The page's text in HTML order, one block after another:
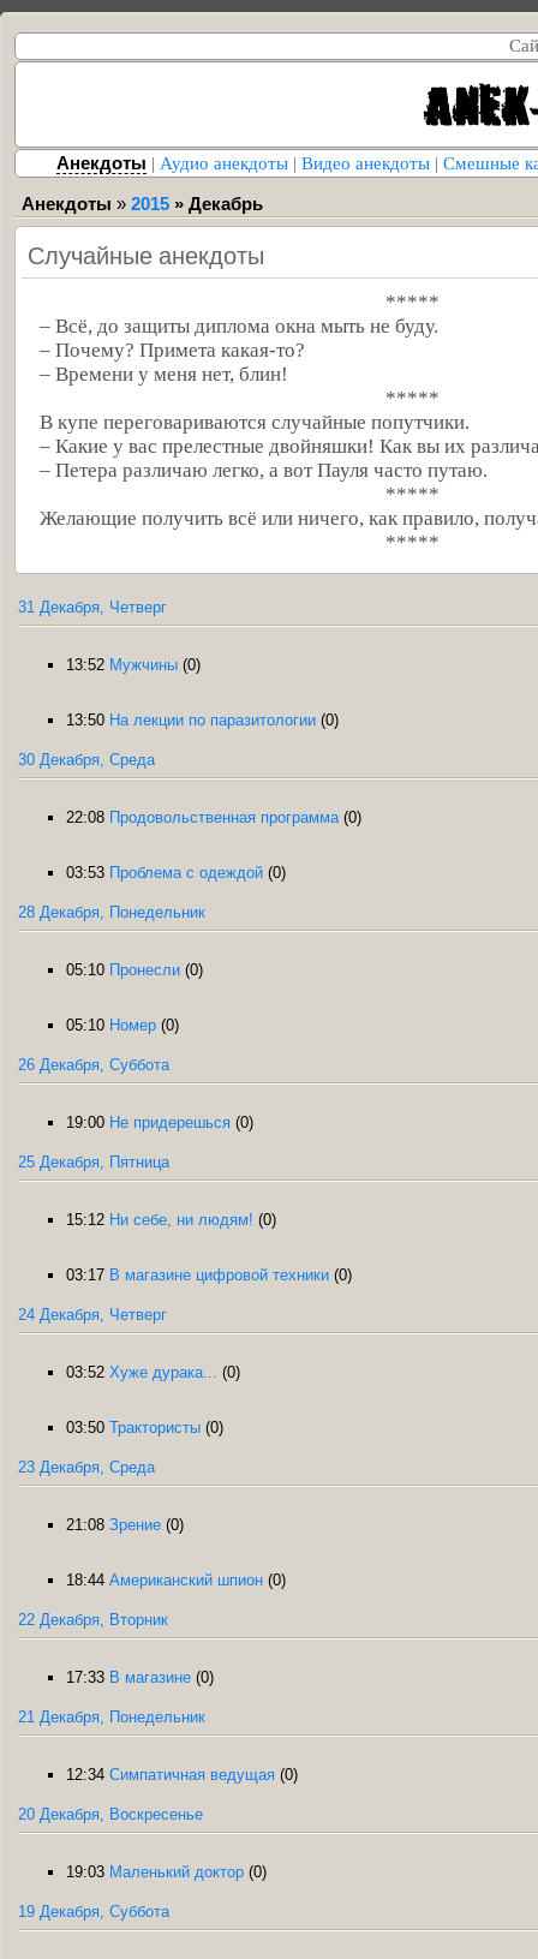
Анекдоты | Аудио анекдоты | Видео анекдоты | Смешные
Анекдоты » 2015 » Декабрь
Случайные анекдоты
*****
– Всё, до защиты диплома окна мыть не буду.
– Почему? Примета какая-то?
– Времени у меня нет, блин!
*****
В купе переговариваются случайные попутчики.
– Какие у вас прелестные двойняшки! Как вы их
– Петера различаю легко, а вот Пауля часто путаю.
*****
Желающие получить всё или ничего, как правило,
*****
31 Декабря, Четверг
13:52 Мужчины (0)
13:50 На лекции по паразитологии (0)
30 Декабря, Среда
22:08 Продовольственная программа (0)
03:53 Проблема с одеждой (0)
28 Декабря, Понедельник
05:10 Пронесли (0)
05:10 Номер (0)
26 Декабря, Суббота
19:00 Не придерешься (0)
25 Декабря, Пятница
15:12 Ни себе, ни людям! (0)
03:17 В магазине цифровой техники (0)
24 Декабря, Четверг
03:52 Хуже дурака... (0)
03:50 Трактористы (0)
23 Декабря, Среда
21:08 Зрение (0)
18:44 Американский шпион (0)
22 Декабря, Вторник
17:33 В магазине (0)
21 Декабря, Понедельник
12:34 Симпатичная ведущая (0)
20 Декабря, Воскресенье
19:03 Маленький доктор (0)
19 Декабря, Суббота